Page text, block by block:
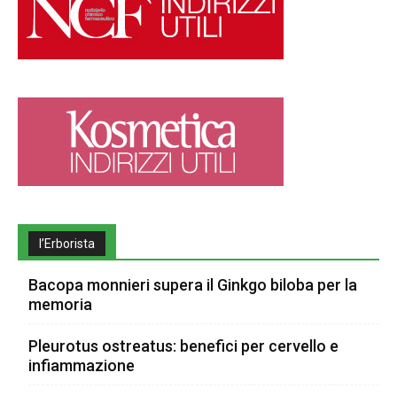
l’Erborista
Bacopa monnieri supera il Ginkgo biloba per la
memoria
Pleurotus ostreatus: benefici per cervello e
infiammazione